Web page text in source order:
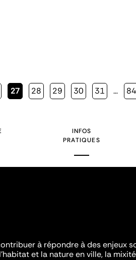
Page
27 Page
28 Page
29 Page
30 Page
31 … 84
INFOS
PRATIQUES
à répondre à des enjeux
et la nature en ville, la